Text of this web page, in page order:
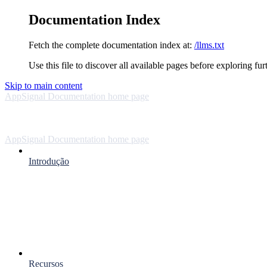
Documentation Index
Fetch the complete documentation index at: /llms.txt
Use this file to discover all available pages before exploring
Skip to main content
AppSignal Documentation home page
AppSignal Documentation home page
Introdução
Recursos